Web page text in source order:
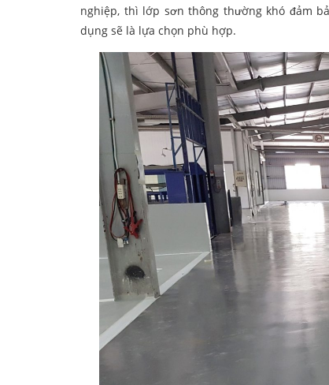
nghiệp, thì lớp sơn thông thường khó đảm
dụng sẽ là lựa chọn phù hợp.